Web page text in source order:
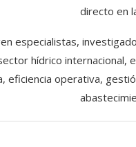
directo en
especialistas,
hídrico
eficiencia operativa,